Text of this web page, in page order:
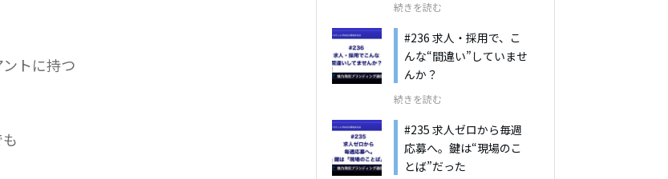
トに持つ
続きを読む
#236 求人・採用で、こ
んな“間違い”していませ
んか？
続きを読む
#235 求人ゼロから毎週
応募へ。鍵は“現場のこ
とば”だった